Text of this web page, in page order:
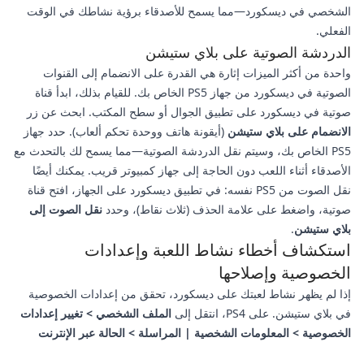
الشخصي في ديسكورد—مما يسمح للأصدقاء برؤية نشاطك في الوقت
الفعلي.
الدردشة الصوتية على بلاي ستيشن
واحدة من أكثر الميزات إثارة هي القدرة على الانضمام إلى القنوات
الصوتية في ديسكورد من جهاز PS5 الخاص بك. للقيام بذلك، ابدأ قناة
صوتية في ديسكورد على تطبيق الجوال أو سطح المكتب. ابحث عن زر
الانضمام على بلاي ستيشن (أيقونة هاتف ووحدة تحكم ألعاب). حدد جهاز
PS5 الخاص بك، وسيتم نقل الدردشة الصوتية—مما يسمح لك بالتحدث مع
الأصدقاء أثناء اللعب دون الحاجة إلى جهاز كمبيوتر قريب. يمكنك أيضًا
نقل الصوت من PS5 نفسه: في تطبيق ديسكورد على الجهاز، افتح قناة
صوتية، واضغط على علامة الحذف (ثلاث نقاط)، وحدد نقل الصوت إلى
بلاي ستيشن.
استكشاف أخطاء نشاط اللعبة وإعدادات
الخصوصية وإصلاحها
إذا لم يظهر نشاط لعبتك على ديسكورد، تحقق من إعدادات الخصوصية
في بلاي ستيشن. على PS4، انتقل إلى
الملف الشخصي > تغيير إعدادات
الخصوصية > المعلومات الشخصية | المراسلة > الحالة عبر الإنترنت